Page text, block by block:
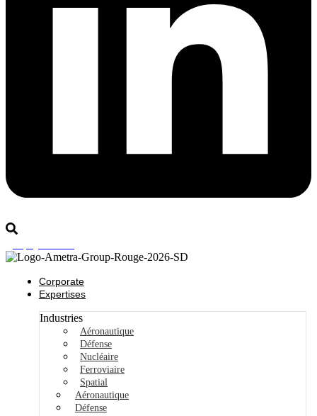
Corporate
Expertises
Industries
Aéronautique
Défense
Nucléaire
Ferroviaire
Spatial
Aéronautique
Défense